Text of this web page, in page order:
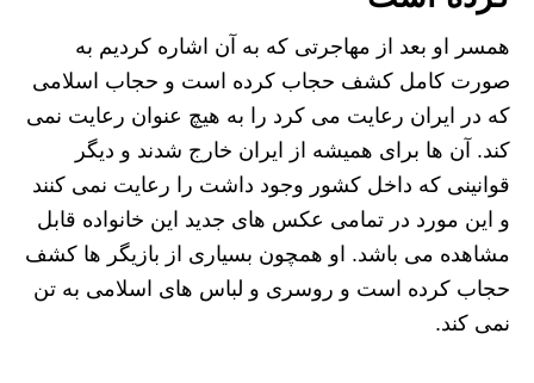
همسر او بعد از مهاجرتی که به آن اشاره کردیم به
صورت کامل کشف حجاب کرده است و حجاب اسلامی
که در ایران رعایت می کرد را به هیچ عنوان رعایت نمی
کند. آن ها برای همیشه از ایران خارج شدند و دیگر
قوانینی که داخل کشور وجود داشت را رعایت نمی کنند
و اين مورد در تمامی عکس های جدید این خانواده قابل
مشاهده می باشد. او همچون بسیاری از بازیگر ها کشف
حجاب کرده است و روسری و لباس های اسلامی به تن
نمی کند.